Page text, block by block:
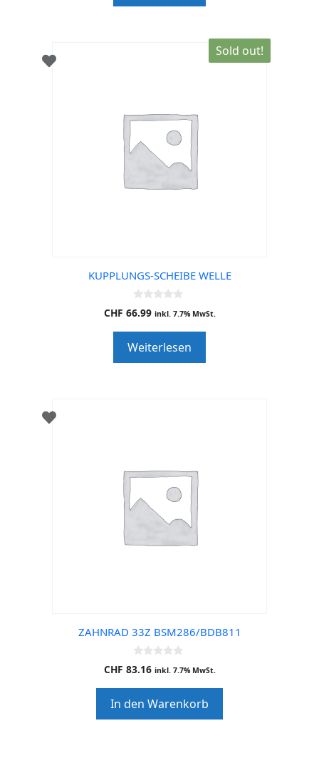
5
Sold out!
KUPPLUNGS-SCHEIBE WELLE
0
o
o
f
5
CHF 66.99 inkl. 7.7% MwSt.
Weiterlesen
ZAHNRAD 33Z BSM286/BDB811
0
o
o
f
5
CHF 83.16 inkl. 7.7% MwSt.
In den Warenkorb